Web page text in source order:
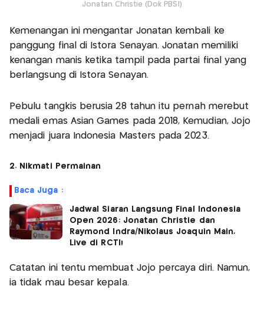
Jonatan Christie (Dok PBSI)
Kemenangan ini mengantar Jonatan kembali ke
panggung final di Istora Senayan. Jonatan memiliki
kenangan manis ketika tampil pada partai final yang
berlangsung di Istora Senayan.
Pebulu tangkis berusia 28 tahun itu pernah merebut
medali emas Asian Games pada 2018, Kemudian, Jojo
menjadi juara Indonesia Masters pada 2023.
2. Nikmati Permainan
Baca Juga :
Jadwal Siaran Langsung Final Indonesia
Open 2026: Jonatan Christie dan
Raymond Indra/Nikolaus Joaquin Main,
Live di RCTI!
Catatan ini tentu membuat Jojo percaya diri. Namun,
ia tidak mau besar kepala.